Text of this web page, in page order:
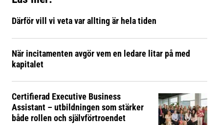
Därför vill vi veta var allting är hela tiden
När incitamenten avgör vem en ledare litar på med
kapitalet
Certifierad Executive Business
Assistant – utbildningen som stärker
både rollen och självförtroendet